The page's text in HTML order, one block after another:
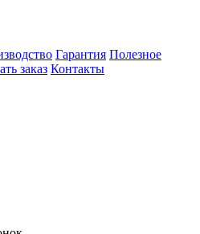
Гарантия Полезное
заказ Контакты